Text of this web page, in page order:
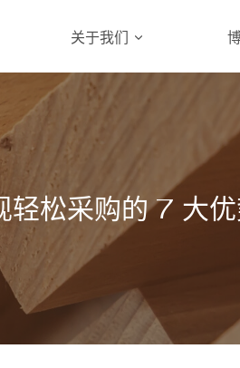
关于我们
轻松采购的 7 大